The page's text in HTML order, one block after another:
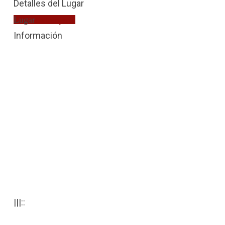
Detalles del Lugar
LugarExtranjería
Información
|||::